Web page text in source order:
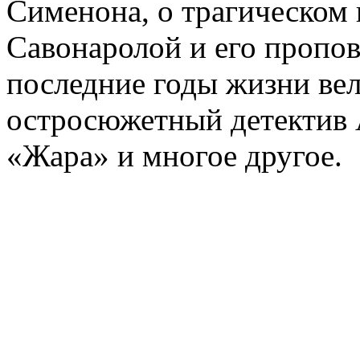
Сименона, о трагическом
Савонаролой и его
последние годы жизни
остросюжетный детектив
«Жара» и многое другое.